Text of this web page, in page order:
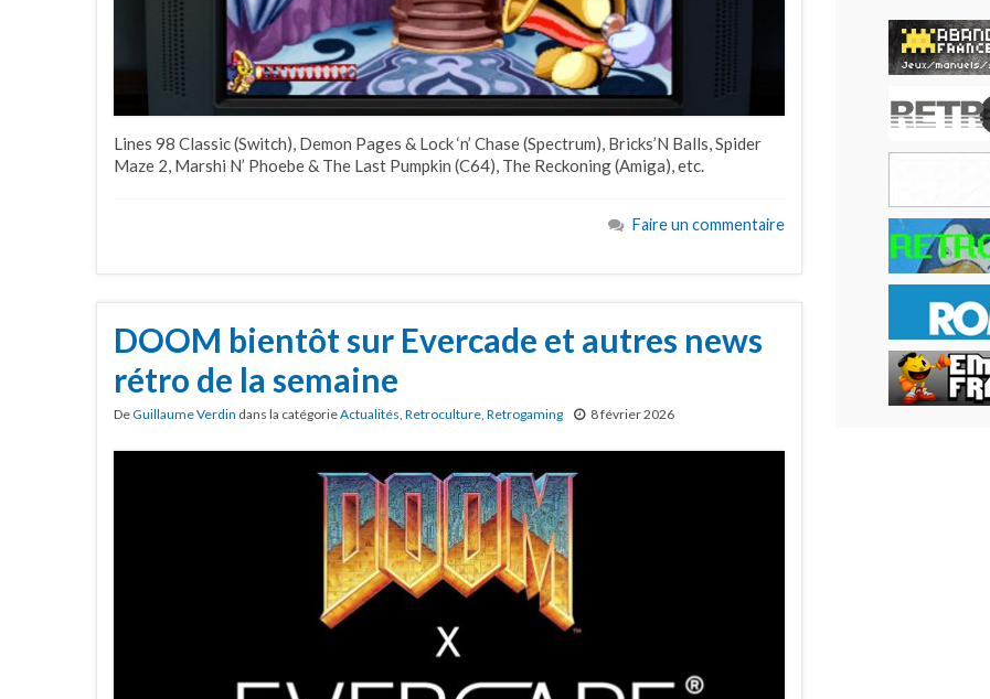
Lines 98 Classic (Switch), Demon Pages & Lock ‘n’ Chase (Spectrum), Bricks’N Balls, Spider
Maze 2, Marshi N’ Phoebe & The Last Pumpkin (C64), The Reckoning (Amiga), etc.
Faire un commentaire
DOOM bientôt sur Evercade et autres news
rétro de la semaine
DeGuillaume Verdin dans la catégorieActualités, Retroculture, Retrogaming 8 février 2026